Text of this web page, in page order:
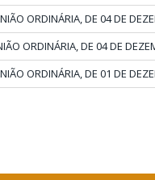
ORDINÁRIA, DE 04 DE
ORDINÁRIA, DE 04 DE
ORDINÁRIA, DE 01 DE